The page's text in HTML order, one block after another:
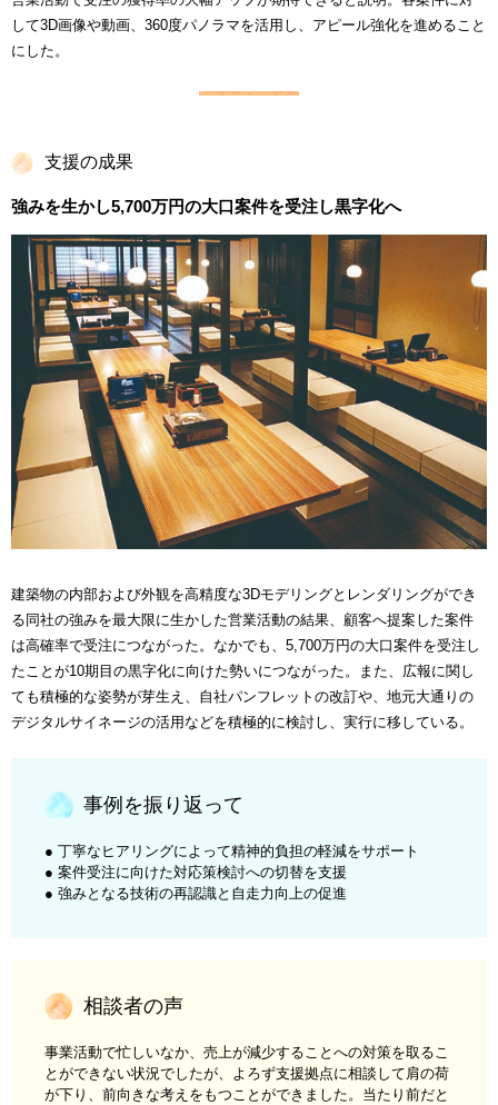
して3D画像や動画、360度パノラマを活用し、アピール強化を進めること
にした。
支援の成果
強みを生かし5,700万円の大口案件を受注し黒字化へ
建築物の内部および外観を高精度な3Dモデリングとレンダリングができ
る同社の強みを最大限に生かした営業活動の結果、顧客へ提案した案件
は高確率で受注につながった。なかでも、5,700万円の大口案件を受注し
たことが10期目の黒字化に向けた勢いにつながった。また、広報に関し
ても積極的な姿勢が芽生え、自社パンフレットの改訂や、地元大通りの
デジタルサイネージの活用などを積極的に検討し、実行に移している。
事例を振り返って
● 丁寧なヒアリングによって精神的負担の軽減をサポート
● 案件受注に向けた対応策検討への切替を支援
● 強みとなる技術の再認識と自走力向上の促進
相談者の声
事業活動で忙しいなか、売上が減少することへの対策を取るこ
とができない状況でしたが、よろず支援拠点に相談して肩の荷
が下り、前向きな考えをもつことができました。当たり前だと